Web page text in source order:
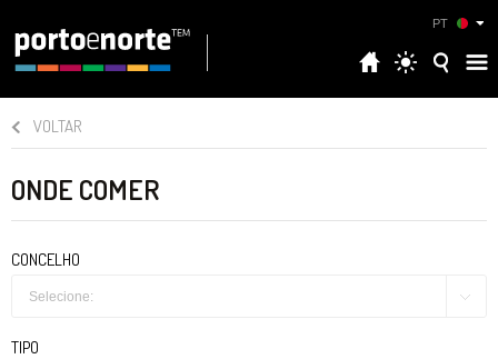
PT
VOLTAR
ONDE COMER
CONCELHO
Selecione:
TIPO